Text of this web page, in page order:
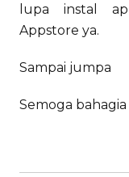
lupa instal
Appstore ya.
Sampai jumpa
Semoga bahagia